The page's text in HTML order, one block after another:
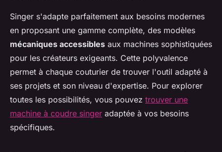
Singer s'adapte parfaitement aux besoins modernes
en proposant une gamme complète, des modèles
mécaniques accessibles aux machines sophistiquées
pour les créateurs exigeants. Cette polyvalence
permet à chaque couturier de trouver l'outil adapté à
ses projets et son niveau d'expertise. Pour explorer
toutes les possibilités, vous pouvez trouver une
machine à coudre singer adaptée à vos besoins
spécifiques.